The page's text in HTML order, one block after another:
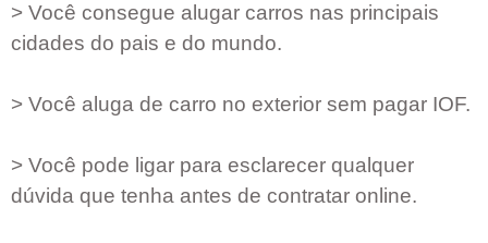
> Você consegue alugar carros nas principais
cidades do pais e do mundo.
> Você aluga de carro no exterior sem pagar IOF.
> Você pode ligar para esclarecer qualquer
dúvida que tenha antes de contratar online.